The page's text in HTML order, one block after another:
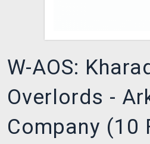
W-AOS:
Overlords -
Company (10